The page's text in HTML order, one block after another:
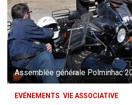
Assemblée générale Polminhac
EVÉNEMENTS VIE ASSOCIATIVE